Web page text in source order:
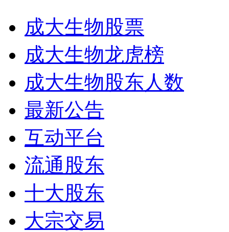
成大生物股票
成大生物龙虎榜
成大生物股东人数
最新公告
互动平台
流通股东
十大股东
大宗交易